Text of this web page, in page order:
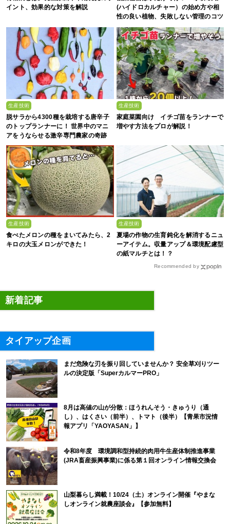
イント、効果的な対策を解説
(ハイドロカルチャー）の始め方や相
性の良い植物、失敗しない管理のコツ
まで徹底解説
生産技術
脱サラから4300種を栽培する唐辛子
のトップランナーに！ 世界中のマニ
アをうならせる激辛専門農家の奇跡
生産技術
家庭菜園向け イチゴ苗をランナーで
増やす方法をプロが解説！
生産技術
食べたメロンの種をまいてみたら、2
キロの大玉メロンができた！
生産技術
夏場の作物の生育鈍化を解消するニュ
ーアイテム。収量アップ＆環境配慮型
の紙マルチとは！？
Recommended by
新着記事
タイアップ企画
まだ危険な刃を振り回していませんか？ 安全草刈りツー
ルの決定版「SuperカルマーPRO」
8月は高値の山が分散：ほうれんそう・きゅうり（通
し）、はくさい（前半）、トマト（後半）【青果市況情
報アプリ「YAOYASAN」】
令和8年度 環境調和型持続的肉用牛生産体制推進事業
(JRA畜産振興事業)に係る第１回オンライン情報交換会
山梨暮らし満載！10/24（土）オンライン開催『やまな
しオンライン就農座談会』【参加無料】